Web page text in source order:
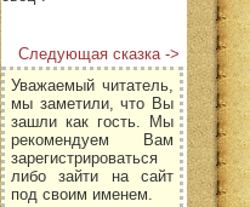
Следующая сказка ->
Уважаемый читатель,
мы заметили, что Вы
зашли как гость. Мы
рекомендуем Вам
зарегистрироваться
либо зайти на сайт
под своим именем.